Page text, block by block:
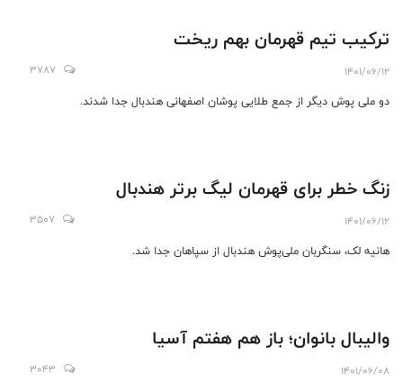
ترکیب تیم قهرمان بهم ریخت
1401/06/12
3787
دو ملی پوش دیگر از جمع طلایی پوشان اصفهانی هندبال جدا شدند.
زنگ خطر برای قهرمان لیگ برتر هندبال
1401/06/12
3507
هانیه لک، سنگربان ملی‌پوش هندبال از سپاهان جدا شد.
والیبال بانوان؛ باز هم هفتم آسیا
1401/06/08
3043